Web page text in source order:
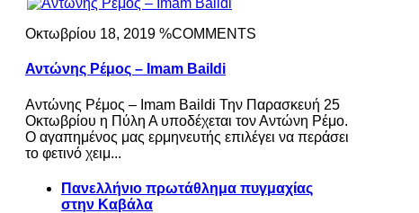
Οκτωβρίου 18, 2019 %COMMENTS
Αντώνης Ρέμος – Imam Baildi
Αντώνης Ρέμος – Imam Baildi Την Παρασκευή 25
Οκτωβρίου η Πύλη Α υποδέχεται τον Αντώνη Ρέμο.
Ο αγαπημένος μας ερμηνευτής επιλέγει να περάσει
το φετινό χειμ...
Πανελλήνιο πρωτάθλημα πυγμαχίας
στην Καβάλα